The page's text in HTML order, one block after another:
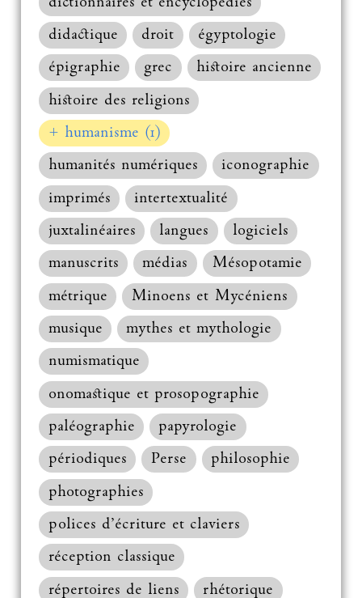
didactique
droit
égyptologie
épigraphie
grec
histoire ancienne
histoire des religions
+ humanisme (1)
humanités numériques
iconographie
imprimés
intertextualité
juxtalinéaires
langues
logiciels
manuscrits
médias
Mésopotamie
métrique
Minoens et Mycéniens
musique
mythes et mythologie
numismatique
onomastique et prosopographie
paléographie
papyrologie
périodiques
Perse
philosophie
photographies
polices d’écriture et claviers
réception classique
répertoires de liens
rhétorique